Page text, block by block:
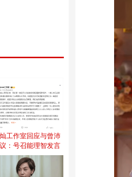
工作室回应与曾沛
：号召能理智发言